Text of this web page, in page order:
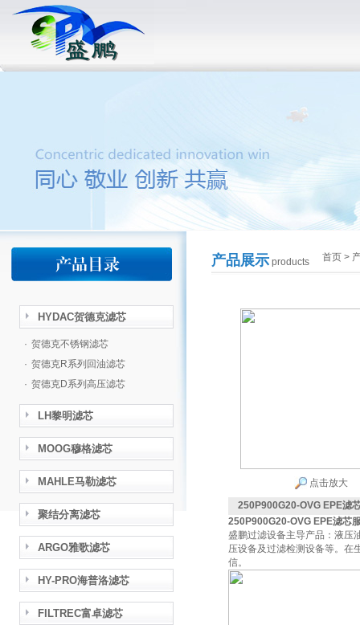
HYDAC贺德克滤芯
· 贺德克不锈钢滤芯
· 贺德克R系列回油滤芯
· 贺德克D系列高压滤芯
LH黎明滤芯
MOOG穆格滤芯
MAHLE马勒滤芯
聚结分离滤芯
ARGO雅歌滤芯
HY-PRO海普洛滤芯
FILTREC富卓滤芯
产品展示products 首页>
点击放大
250P900G20-OVG EPE滤
250P900G20-OVG EPE滤芯
盛鹏过滤设备主导产品：液压
压设备及过滤检测设备等。在
信。